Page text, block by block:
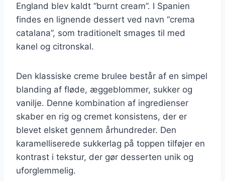
England blev kaldt “burnt cream”. I Spanien
findes en lignende dessert ved navn “crema
catalana”, som traditionelt smages til med
kanel og citronskal.
Den klassiske creme brulee består af en simpel
blanding af fløde, æggeblommer, sukker og
vanilje. Denne kombination af ingredienser
skaber en rig og cremet konsistens, der er
blevet elsket gennem århundreder. Den
karamelliserede sukkerlag på toppen tilføjer en
kontrast i tekstur, der gør desserten unik og
uforglemmelig.